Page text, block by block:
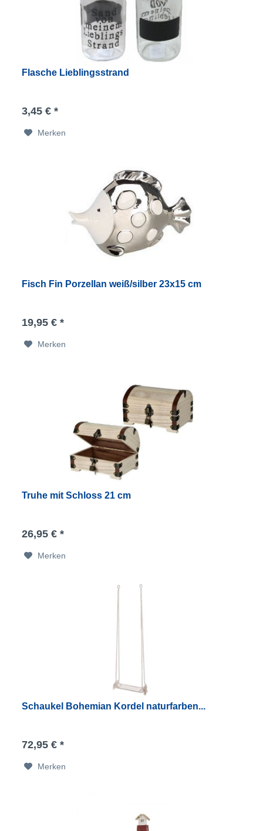
Flasche Lieblingsstrand
3,45 € *
Merken
Fisch Fin Porzellan weiß/silber 23x15 cm
19,95 € *
Merken
Truhe mit Schloss 21 cm
26,95 € *
Merken
Schaukel Bohemian Kordel naturfarben...
72,95 € *
Merken